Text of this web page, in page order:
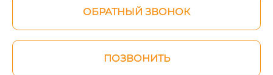
ОБРАТНЫЙ ЗВОНОК
ПОЗВОНИТЬ